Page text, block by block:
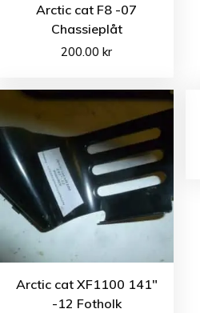
Arctic cat F8 -07
Chassieplåt
200.00kr
Arctic cat XF1100 141″
-12 Fotholk